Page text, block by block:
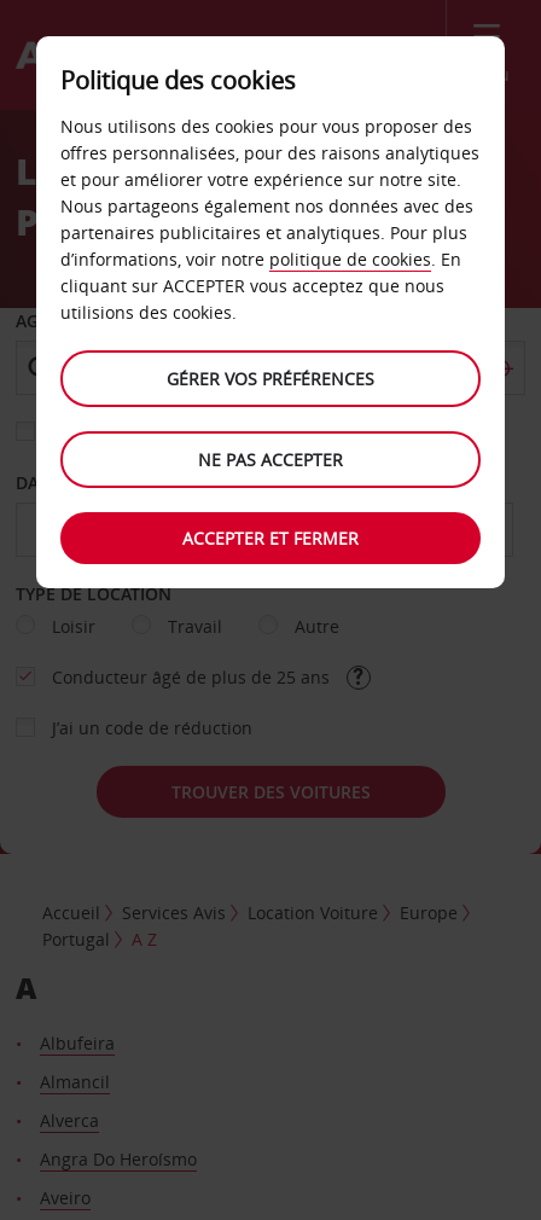
Menu
Welcome
AvisLocation de voiture
Portugal
AGENCE DE DÉPART
Sélectionnez une autre agence de retour
DATE DE DÉPART DATE DE RETOUR
TYPE DE LOCATION
Loisir
Travail Autre
Conducteur âgé de plus de 25 ans
J’ai un code de réduction
TROUVER DES VOITURES
Accueil Services Avis Location Voiture
Europe
Portugal
A Z
A
Albufeira
Almancil
Alverca
Angra Do Heroísmo
Aveiro
Politique des cookies
Nous utilisons des cookies pour vous proposer des
offres personnalisées, pour des raisons analytiques
et pour améliorer votre expérience sur notre site.
Nous partageons également nos données avec des
partenaires publicitaires et analytiques. Pour plus
d’informations, voir notre politique de cookies. En
cliquant sur ACCEPTER vous acceptez que nous
utilisions des cookies.
GÉRER VOS PRÉFÉRENCES
NE PAS ACCEPTER
ACCEPTER ET FERMER